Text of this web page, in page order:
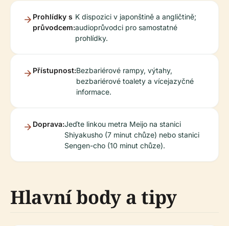
Prohlídky s
průvodcem:
K dispozici v japonštině a angličtině;
audioprůvodci pro samostatné
prohlídky.
Přístupnost:Bezbariérové rampy, výtahy,
bezbariérové toalety a vícejazyčné
informace.
Doprava:Jeďte linkou metra Meijo na stanici
Shiyakusho (7 minut chůze) nebo stanici
Sengen-cho (10 minut chůze).
Hlavní body a tipy